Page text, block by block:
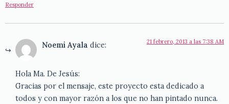
Responder
Noemi Ayala dice: 21 febrero, 2013 a las 7:38 AM
Hola Ma. De Jesús:
Gracias por el mensaje, este proyecto esta dedicado a
todos y con mayor razón a los que no han pintado nunca.